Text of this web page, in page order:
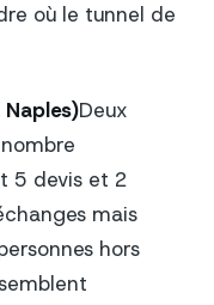
où le tunnel de
Deux
5 devis et 2
mais
hors